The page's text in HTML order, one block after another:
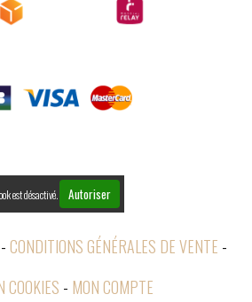
est désactivé. Autoriser
CONDITIONS GÉNÉRALES DE VENTE
COOKIES
MON COMPTE